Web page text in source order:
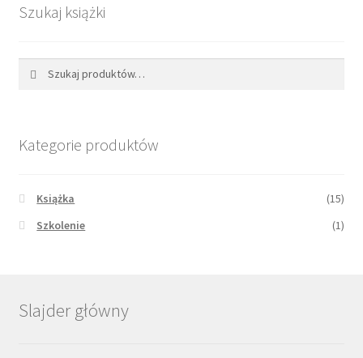
Szukaj książki
Szukaj
Kategorie produktów
Książka
(15)
Szkolenie
(1)
Slajder główny